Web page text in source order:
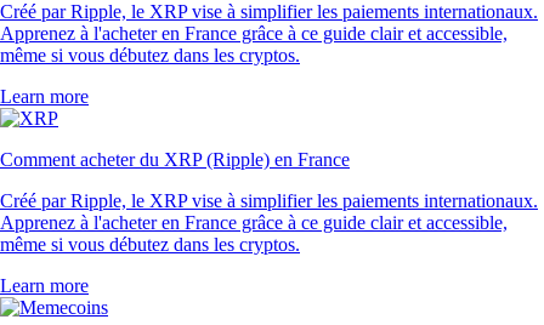
Créé par Ripple, le XRP vise à simplifier les paiements internationaux.
Apprenez à l'acheter en France grâce à ce guide clair et accessible,
même si vous débutez dans les cryptos.
Learn more
Comment acheter du XRP (Ripple) en France
Créé par Ripple, le XRP vise à simplifier les paiements internationaux.
Apprenez à l'acheter en France grâce à ce guide clair et accessible,
même si vous débutez dans les cryptos.
Learn more